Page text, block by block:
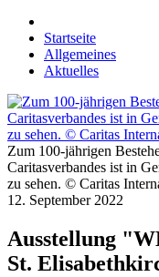
Startseite
Allgemeines
Aktuelles
Zum 100-jährigen
Caritasverbandes ist in
zu sehen. © Caritas
12. September 2022
Ausstellung
St.